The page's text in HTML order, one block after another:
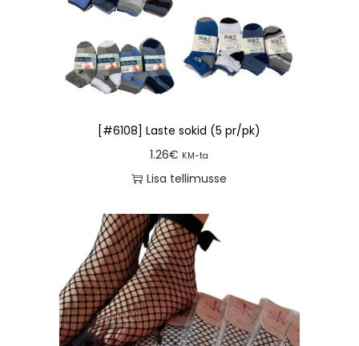
[#6108] Laste sokid (5 pr/pk)
1.26€ KM-ta
Lisa tellimusse